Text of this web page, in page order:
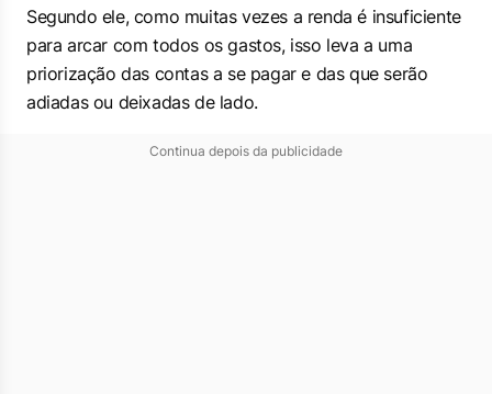
Segundo ele, como muitas vezes a renda é insuficiente
para arcar com todos os gastos, isso leva a uma
priorização das contas a se pagar e das que serão
adiadas ou deixadas de lado.
Continua depois da publicidade